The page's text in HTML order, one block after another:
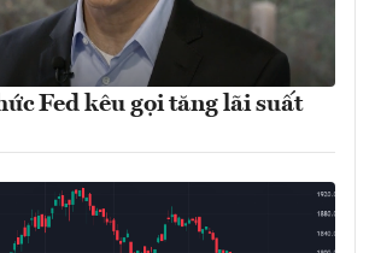
Fed kêu gọi tăng lãi suất